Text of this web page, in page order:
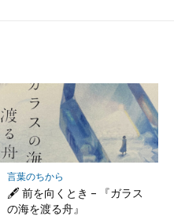
言葉のちから
🖋 前を向くとき – 『ガラス
の海を渡る舟』